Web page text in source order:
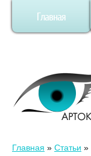
Главная
Главная » Статьи »